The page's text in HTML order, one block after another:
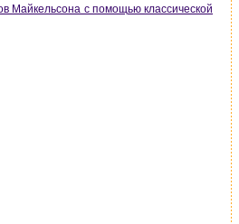
Майкельсона с помощью классической